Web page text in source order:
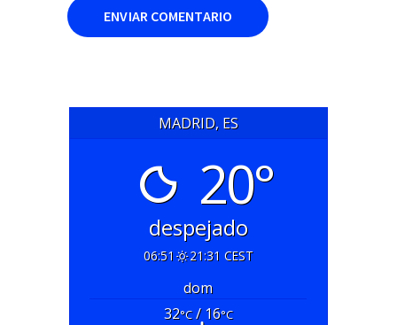
MADRID, ES
20°
despejado
06:51 21:31 CEST
dom
32°C/ 16°C